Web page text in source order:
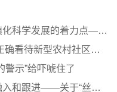
学发展的着力点——“完...
待新型农村社区建设
警示”给吓唬住了
进——关于“丝绸之路...